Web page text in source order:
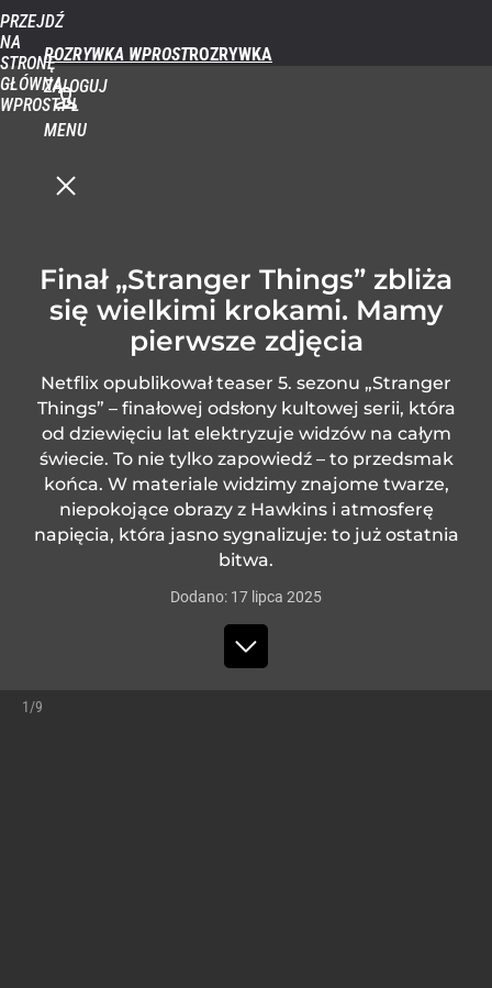
PRZEJDŹ
NA
STRONĘ
GŁÓWNĄ
WPROST.PL
ROZRYWKA WPROST
ZALOGUJ
MENU
Finał „Stranger Things” zbliża
się wielkimi krokami. Mamy
pierwsze zdjęcia
Netflix opublikował teaser 5. sezonu „Stranger
Things” – finałowej odsłony kultowej serii, która
od dziewięciu lat elektryzuje widzów na całym
świecie. To nie tylko zapowiedź – to przedsmak
końca. W materiale widzimy znajome twarze,
niepokojące obrazy z Hawkins i atmosferę
napięcia, która jasno sygnalizuje: to już ostatnia
bitwa.
Dodano: 17 lipca 2025